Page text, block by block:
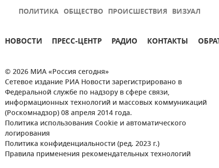
ПОЛИТИКА ОБЩЕСТВО ПРОИСШЕСТВИЯ ВИЗУАЛ
НОВОСТИ ПРЕСС-ЦЕНТР РАДИО КОНТАКТЫ
© 2026 МИА «Россия сегодня»
Сетевое издание РИА Новости зарегистрировано в
Федеральной службе по надзору в сфере связи,
информационных технологий и массовых коммуникаций
(Роскомнадзор) 08 апреля 2014 года.
Политика использования Cookie и автоматического
логирования
Политика конфиденциальности (ред. 2023 г.)
Правила применения рекомендательных технологий